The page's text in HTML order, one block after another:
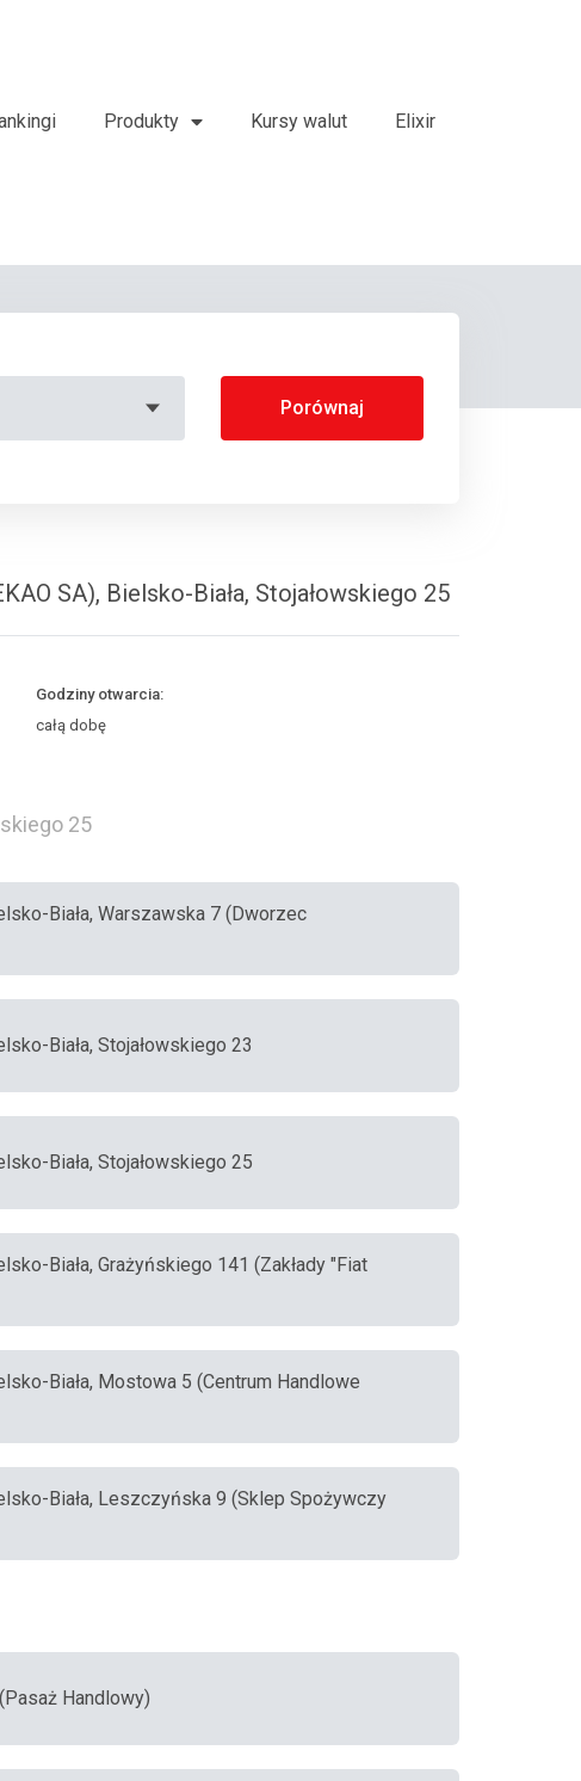
Produkty Kursy walut Elixir
Porównaj
SA), Bielsko-Biała, Stojałowskiego 25
Godziny otwarcia:
całą dobę
25
Biała, Warszawska 7 (Dworzec
Biała, Stojałowskiego 23
Biała, Stojałowskiego 25
Biała, Grażyńskiego 141 (Zakłady "Fiat
Biała, Mostowa 5 (Centrum Handlowe
Biała, Leszczyńska 9 (Sklep Spożywczy
Handlowy)